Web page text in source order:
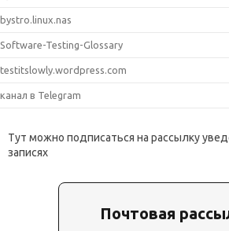
bystro.linux.nas
Software-Testing-Glossary
testitslowly.wordpress.com
канал в Telegram
Тут можно подписаться на рассылку
записях
Почтовая